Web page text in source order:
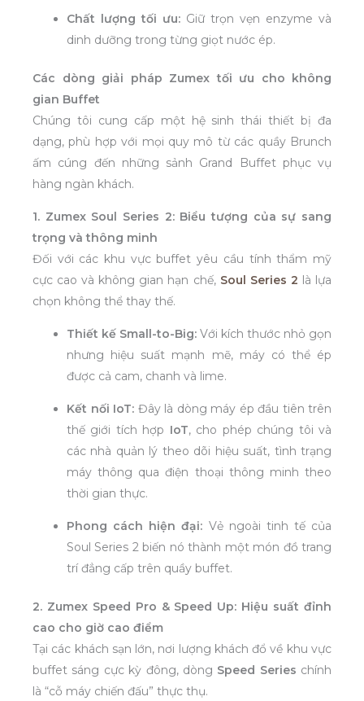
Chất lượng tối ưu: Giữ trọn vẹn enzyme và
dinh dưỡng trong từng giọt nước ép.
Các dòng giải pháp Zumex tối ưu cho không
gian Buffet
Chúng tôi cung cấp một hệ sinh thái thiết bị đa
dạng, phù hợp với mọi quy mô từ các quầy Brunch
ấm cúng đến những sảnh Grand Buffet phục vụ
hàng ngàn khách.
1. Zumex Soul Series 2: Biểu tượng của sự sang
trọng và thông minh
Đối với các khu vực buffet yêu cầu tính thẩm mỹ
cực cao và không gian hạn chế, Soul Series 2 là lựa
chọn không thể thay thế.
Thiết kế Small-to-Big: Với kích thước nhỏ gọn
nhưng hiệu suất mạnh mẽ, máy có thể ép
được cả cam, chanh và lime.
Kết nối IoT: Đây là dòng máy ép đầu tiên trên
thế giới tích hợp IoT, cho phép chúng tôi và
các nhà quản lý theo dõi hiệu suất, tình trạng
máy thông qua điện thoại thông minh theo
thời gian thực.
Phong cách hiện đại: Vẻ ngoài tinh tế của
Soul Series 2 biến nó thành một món đồ trang
trí đẳng cấp trên quầy buffet.
2. Zumex Speed Pro & Speed Up: Hiệu suất đỉnh
cao cho giờ cao điểm
Tại các khách sạn lớn, nơi lượng khách đổ về khu vực
buffet sáng cực kỳ đông, dòng Speed Series chính
là “cỗ máy chiến đấu” thực thụ.